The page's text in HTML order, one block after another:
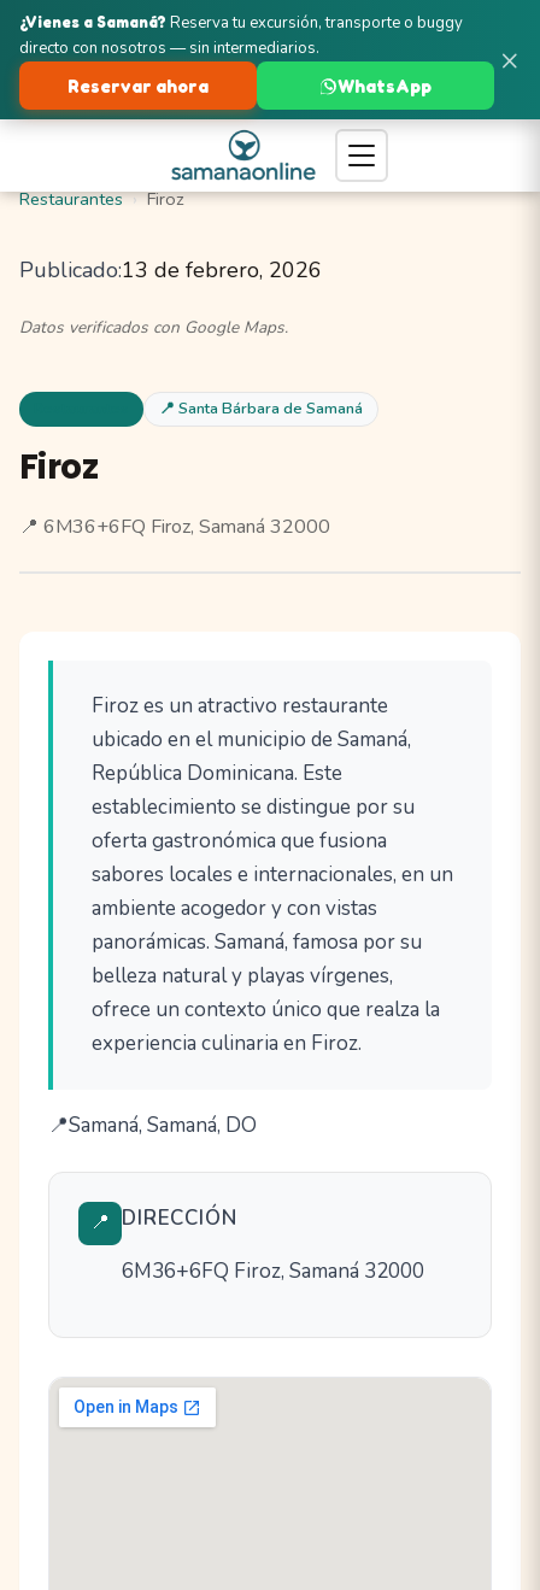
Turismo en Samaná
Santa Bárbara de Samaná
Restaurantes
Firoz
Publicado:13 de febrero, 2026
Datos verificados con Google Maps.
📍 Santa Bárbara de Samaná
Firoz
📍 6M36+6FQ Firoz, Samaná 32000
Firoz es un atractivo restaurante
ubicado en el municipio de Samaná,
República Dominicana. Este
establecimiento se distingue por su
oferta gastronómica que fusiona
sabores locales e internacionales, en un
ambiente acogedor y con vistas
panorámicas. Samaná, famosa por su
belleza natural y playas vírgenes,
ofrece un contexto único que realza la
experiencia culinaria en Firoz.
Samaná, Samaná, DO
📍 DIRECCIÓN
6M36+6FQ Firoz, Samaná 32000
×
¿Vienes a Samaná? Reserva tu excursión, transporte o buggy
directo con nosotros — sin intermediarios.
Reservar ahora WhatsApp